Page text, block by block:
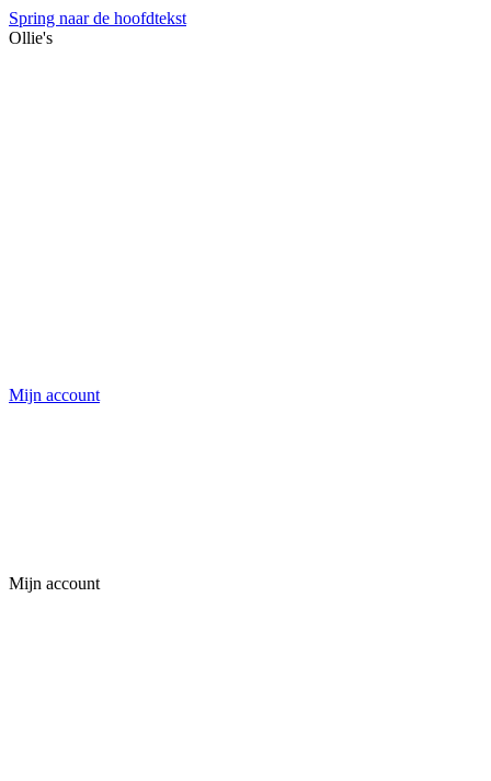
Spring naar de hoofdtekst
Ollie's
Mijn account
Mijn account